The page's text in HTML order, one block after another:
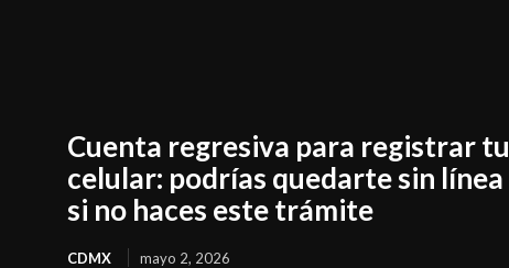
Cuenta regresiva para registrar tu
celular: podrías quedarte sin línea
si no haces este trámite
CDMX mayo 2, 2026